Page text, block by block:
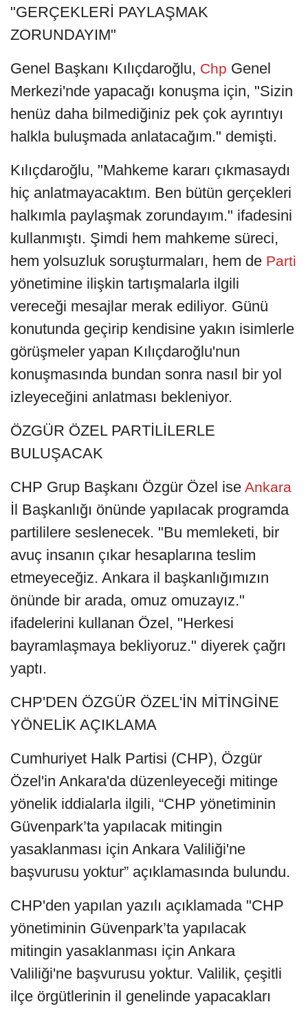
"GERÇEKLERİ PAYLAŞMAK
ZORUNDAYIM"
Genel Başkanı Kılıçdaroğlu, Chp Genel
Merkezi'nde yapacağı konuşma için, "Sizin
henüz daha bilmediğiniz pek çok ayrıntıyı
halkla buluşmada anlatacağım." demişti.
Kılıçdaroğlu, "Mahkeme kararı çıkmasaydı
hiç anlatmayacaktım. Ben bütün gerçekleri
halkımla paylaşmak zorundayım." ifadesini
kullanmıştı. Şimdi hem mahkeme süreci,
hem yolsuzluk soruşturmaları, hem de Parti
yönetimine ilişkin tartışmalarla ilgili
vereceği mesajlar merak ediliyor. Günü
konutunda geçirip kendisine yakın isimlerle
görüşmeler yapan Kılıçdaroğlu'nun
konuşmasında bundan sonra nasıl bir yol
izleyeceğini anlatması bekleniyor.
ÖZGÜR ÖZEL PARTİLİLERLE
BULUŞACAK
CHP Grup Başkanı Özgür Özel ise Ankara
İl Başkanlığı önünde yapılacak programda
partililere seslenecek. "Bu memleketi, bir
avuç insanın çıkar hesaplarına teslim
etmeyeceğiz. Ankara il başkanlığımızın
önünde bir arada, omuz omuzayız."
ifadelerini kullanan Özel, "Herkesi
bayramlaşmaya bekliyoruz." diyerek çağrı
yaptı.
CHP'DEN ÖZGÜR ÖZEL'İN MİTİNGİNE
YÖNELİK AÇIKLAMA
Cumhuriyet Halk Partisi (CHP), Özgür
Özel'in Ankara'da düzenleyeceği mitinge
yönelik iddialarla ilgili, “CHP yönetiminin
Güvenpark’ta yapılacak mitingin
yasaklanması için Ankara Valiliği'ne
başvurusu yoktur” açıklamasında bulundu.
CHP'den yapılan yazılı açıklamada "CHP
yönetiminin Güvenpark’ta yapılacak
mitingin yasaklanması için Ankara
Valiliği'ne başvurusu yoktur. Valilik, çeşitli
ilçe örgütlerinin il genelinde yapacakları